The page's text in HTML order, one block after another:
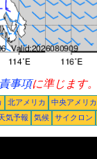
事項に準じます。
北アメリカ 中央アメリカ
気予報 気候 サイクロン